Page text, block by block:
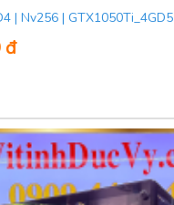
| Nv256 | GTX1050Ti_4GD5
đ